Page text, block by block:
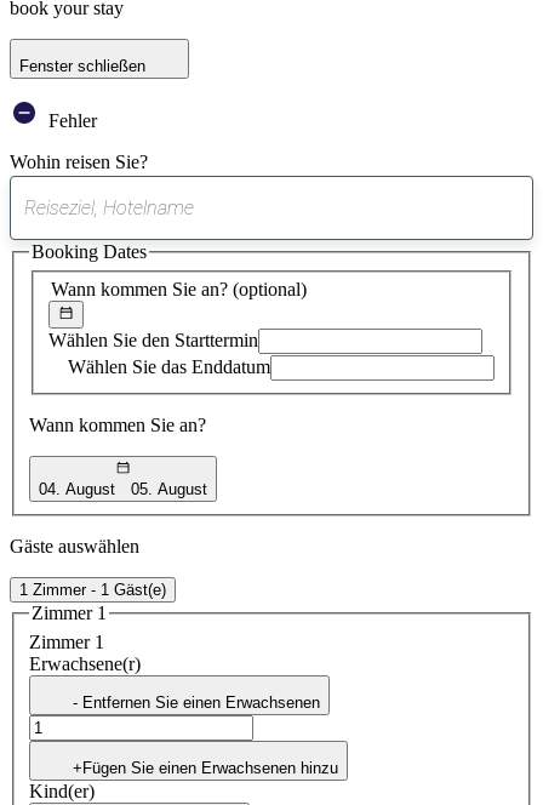
book your stay
Fenster schließen
Fehler
Wohin reisen Sie?
gefundener
Vorschlag
Wann kommen Sie an? (optional)
Wählen Sie den Starttermin
Wählen Sie das Enddatum
Wann kommen Sie an?
04. August 05. August
Booking Dates
Gäste auswählen
1 Zimmer - 1 Gäst(e)
Zimmer 1
Zimmer 1
Erwachsene(r)
- Entfernen Sie einen Erwachsenen
+Fügen Sie einen Erwachsenen hinzu
Kind(er)